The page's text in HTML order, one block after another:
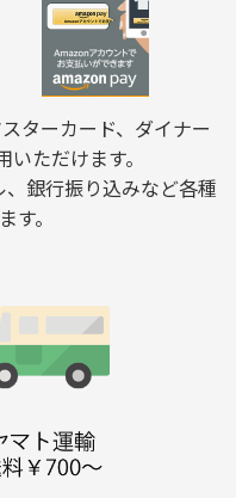
ターカード、ダイナー
いただけます。
銀行振り込みなど各種
す。